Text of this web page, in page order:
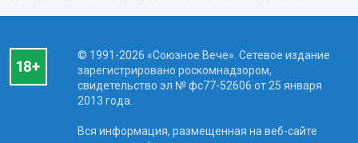
© 1991-2026 «Союзное Вече». Сетевое издание
зарегистрировано роскомнадзором,
свидетельство эл № фc77-52606 от 25 января
2013 года.
Вся информация, размещенная на веб-сайте